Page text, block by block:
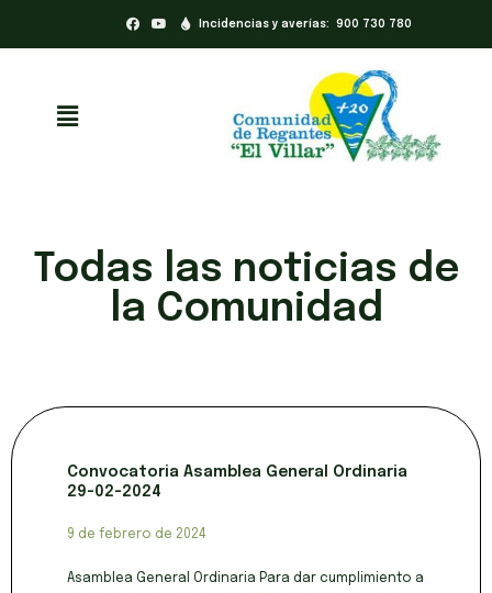
Incidencias y averías: 900 730 780
Todas las noticias de
la Comunidad
Convocatoria Asamblea General Ordinaria
29-02-2024
9 de febrero de 2024
Asamblea General Ordinaria Para dar cumplimiento a